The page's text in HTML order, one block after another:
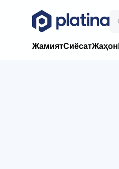
ЖамиятСиёсатЖаҳон